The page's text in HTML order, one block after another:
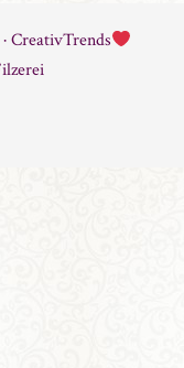
CreativTrends